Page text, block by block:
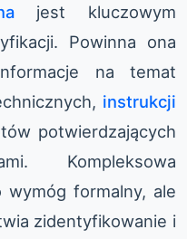
jest kluczowym
Powinna ona
na temat
instrukcji
potwierdzających
Kompleksowa
formalny, ale
zidentyfikowanie i